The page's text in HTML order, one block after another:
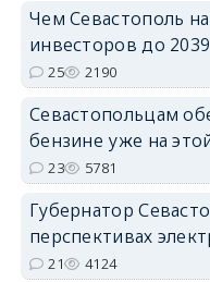
Чем Севастополь
инвесторов до
25 2190
Севастопольцам
бензине уже на
23 5781
Губернатор
перспективах
21 4124